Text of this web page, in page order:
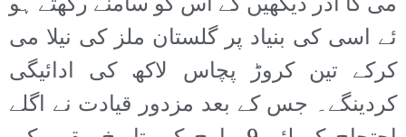
ئے اسی کی بنیاد پر گلستان ملز کی نیلا می
کرکے تین کروڑ پچاس لاکھ کی ادائیگی
کردینگے۔ جس کے بعد مزدور قیادت نے اگلے